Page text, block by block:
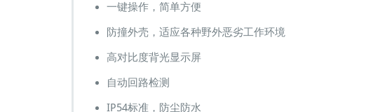
一键操作，简单方便
防撞外壳，适应各种野外恶劣工作环境
高对比度背光显示屏
自动回路检测
IP54标准，防尘防水